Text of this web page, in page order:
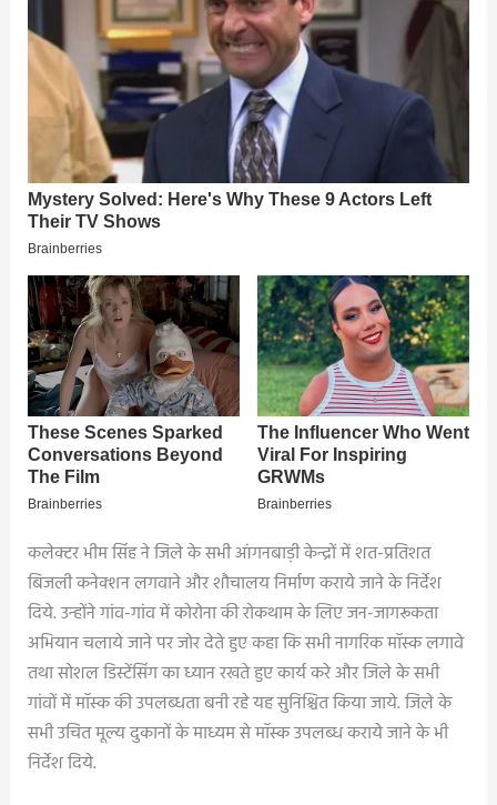
कलेक्टर भीम सिंह ने जिले के सभी आंगनबाड़ी केन्द्रों में शत-प्रतिशत
बिजली कनेक्शन लगवाने और शौचालय निर्माण कराये जाने के निर्देश
दिये. उन्होंने गांव-गांव में कोरोना की रोकथाम के लिए जन-जागरूकता
अभियान चलाये जाने पर जोर देते हुए कहा कि सभी नागरिक मॉस्क लगावे
तथा सोशल डिस्टेंसिंग का ध्यान रखते हुए कार्य करे और जिले के सभी
गांवों में मॉस्क की उपलब्धता बनी रहे यह सुनिश्चित किया जाये. जिले के
सभी उचित मूल्य दुकानों के माध्यम से मॉस्क उपलब्ध कराये जाने के भी
निर्देश दिये.